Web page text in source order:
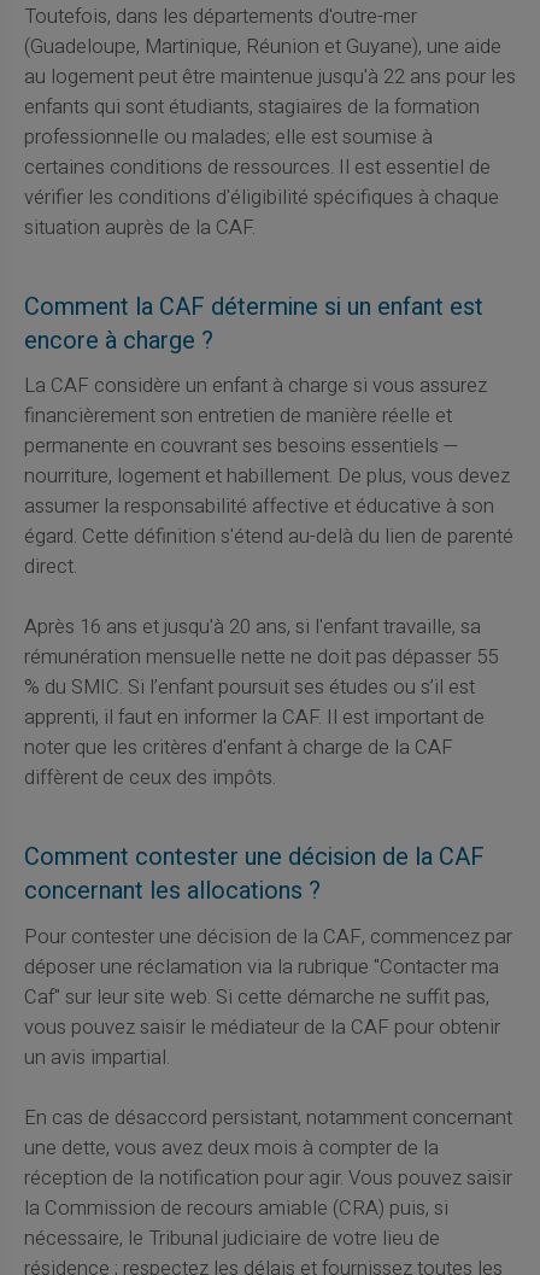
Toutefois, dans les départements d'outre-mer
(Guadeloupe, Martinique, Réunion et Guyane), une aide
au logement peut être maintenue jusqu'à 22 ans pour les
enfants qui sont étudiants, stagiaires de la formation
professionnelle ou malades; elle est soumise à
certaines conditions de ressources. Il est essentiel de
vérifier les conditions d'éligibilité spécifiques à chaque
situation auprès de la CAF.
Comment la CAF détermine si un enfant est
encore à charge ?
La CAF considère un enfant à charge si vous assurez
financièrement son entretien de manière réelle et
permanente en couvrant ses besoins essentiels —
nourriture, logement et habillement. De plus, vous devez
assumer la responsabilité affective et éducative à son
égard. Cette définition s'étend au-delà du lien de parenté
direct.
Après 16 ans et jusqu'à 20 ans, si l'enfant travaille, sa
rémunération mensuelle nette ne doit pas dépasser 55
% du SMIC. Si l’enfant poursuit ses études ou s’il est
apprenti, il faut en informer la CAF. Il est important de
noter que les critères d'enfant à charge de la CAF
diffèrent de ceux des impôts.
Comment contester une décision de la CAF
concernant les allocations ?
Pour contester une décision de la CAF, commencez par
déposer une réclamation via la rubrique "Contacter ma
Caf" sur leur site web. Si cette démarche ne suffit pas,
vous pouvez saisir le médiateur de la CAF pour obtenir
un avis impartial.
En cas de désaccord persistant, notamment concernant
une dette, vous avez deux mois à compter de la
réception de la notification pour agir. Vous pouvez saisir
la Commission de recours amiable (CRA) puis, si
nécessaire, le Tribunal judiciaire de votre lieu de
résidence ; respectez les délais et fournissez toutes les